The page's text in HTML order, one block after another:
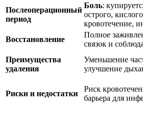
Послеоперационный
период
Боль:
острого,
кровотечение,
Восстановление
Полное
связок и
Преимущества
удаления
Уменьшение
улучшение
Риски и недостатки
Риск
барьера для